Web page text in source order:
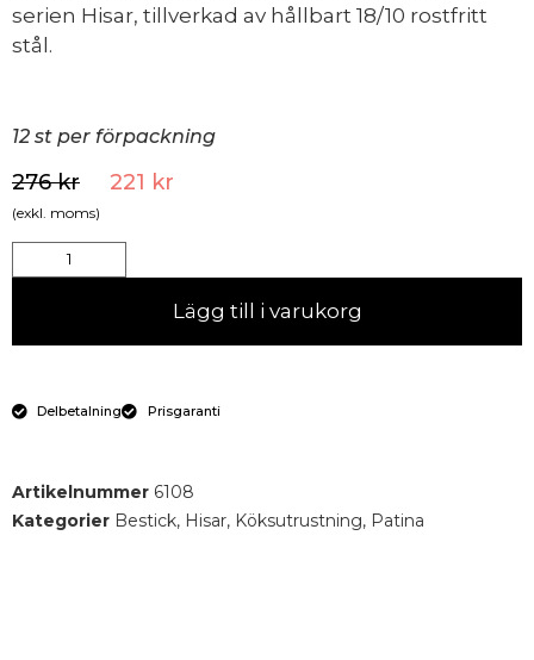
serien Hisar, tillverkad av hållbart 18/10 rostfritt
stål.
12 st per förpackning
276kr 221 kr
(exkl. moms)
Lägg till i varukorg
Delbetalning Prisgaranti
Artikelnummer 6108
Kategorier Bestick, Hisar, Köksutrustning, Patina